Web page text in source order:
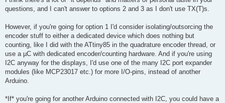
questions, and I can't answer to options 2 and 3 as I don't use TX(T)s.
However, if you're going for option 1 I'd consider isolating/outsorcing the
encoder stuff to either a dedicated device which does nothing but
counting, like I did with the ATtiny85 in the quadrature encoder thread, or
use a µC with dedicated encoder/counting hardware. And if you're using
I2C anyway for the displays, I'd use one of the many I2C port expander
modules (like MCP23017 etc.) for more I/O-pins, instead of another
Arduino.
*If* you're going for another Arduino connected with I2C, you could have a